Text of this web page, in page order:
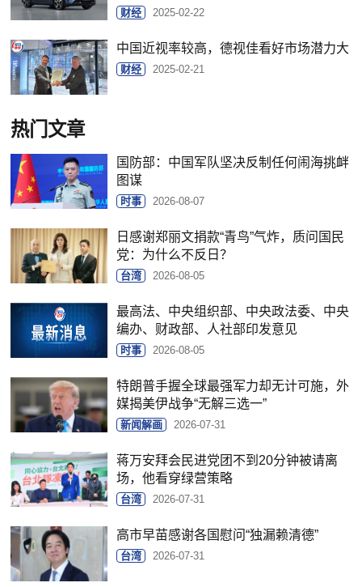
财经 2025-02-22
中国近视率较高，德视佳看好市场潜力大
财经 2025-02-21
热门文章
国防部：中国军队坚决反制任何闹海挑衅
图谋
时事 2026-08-07
日感谢郑丽文捐款“青鸟”气炸，质问国民
党：为什么不反日？
台湾 2026-08-05
最高法、中央组织部、中央政法委、中央
编办、财政部、人社部印发意见
时事 2026-08-05
特朗普手握全球最强军力却无计可施，外
媒揭美伊战争“无解三选一”
新闻解画 2026-07-31
蒋万安拜会民进党团不到20分钟被请离
场，他看穿绿营策略
台湾 2026-07-31
高市早苗感谢各国慰问“独漏赖清德”
台湾 2026-07-31